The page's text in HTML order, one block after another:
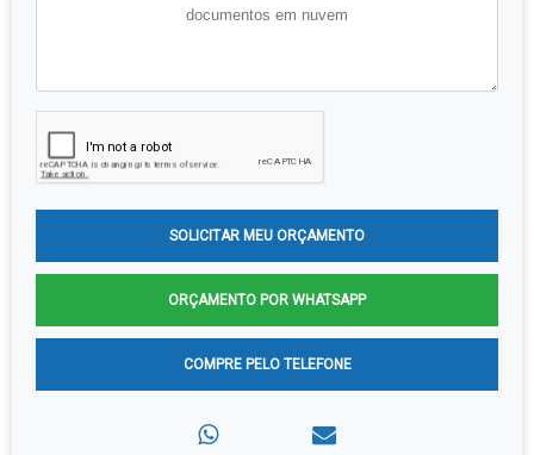
SOLICITAR MEU ORÇAMENTO
ORÇAMENTO POR WHATSAPP
COMPRE PELO TELEFONE